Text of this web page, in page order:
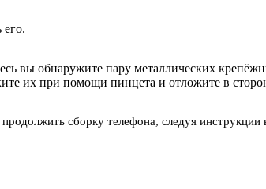
его.
вы обнаружите пару металлических
их при помощи пинцета и отложите в
сборку телефона, следуя инструкции